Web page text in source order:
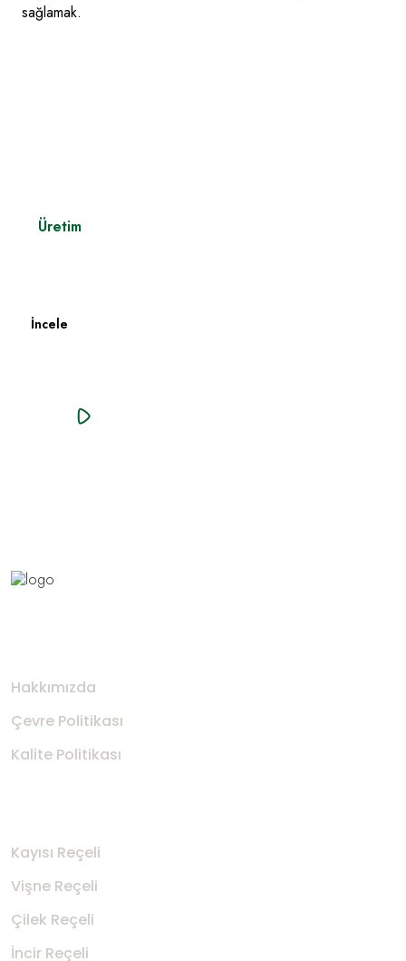
sağlamak.
Üretim
İncele
Hakkımızda
Çevre Politikası
Kalite Politikası
​Kayısı Reçeli
​Vişne Reçeli
​Çilek Reçeli
​İncir Reçeli